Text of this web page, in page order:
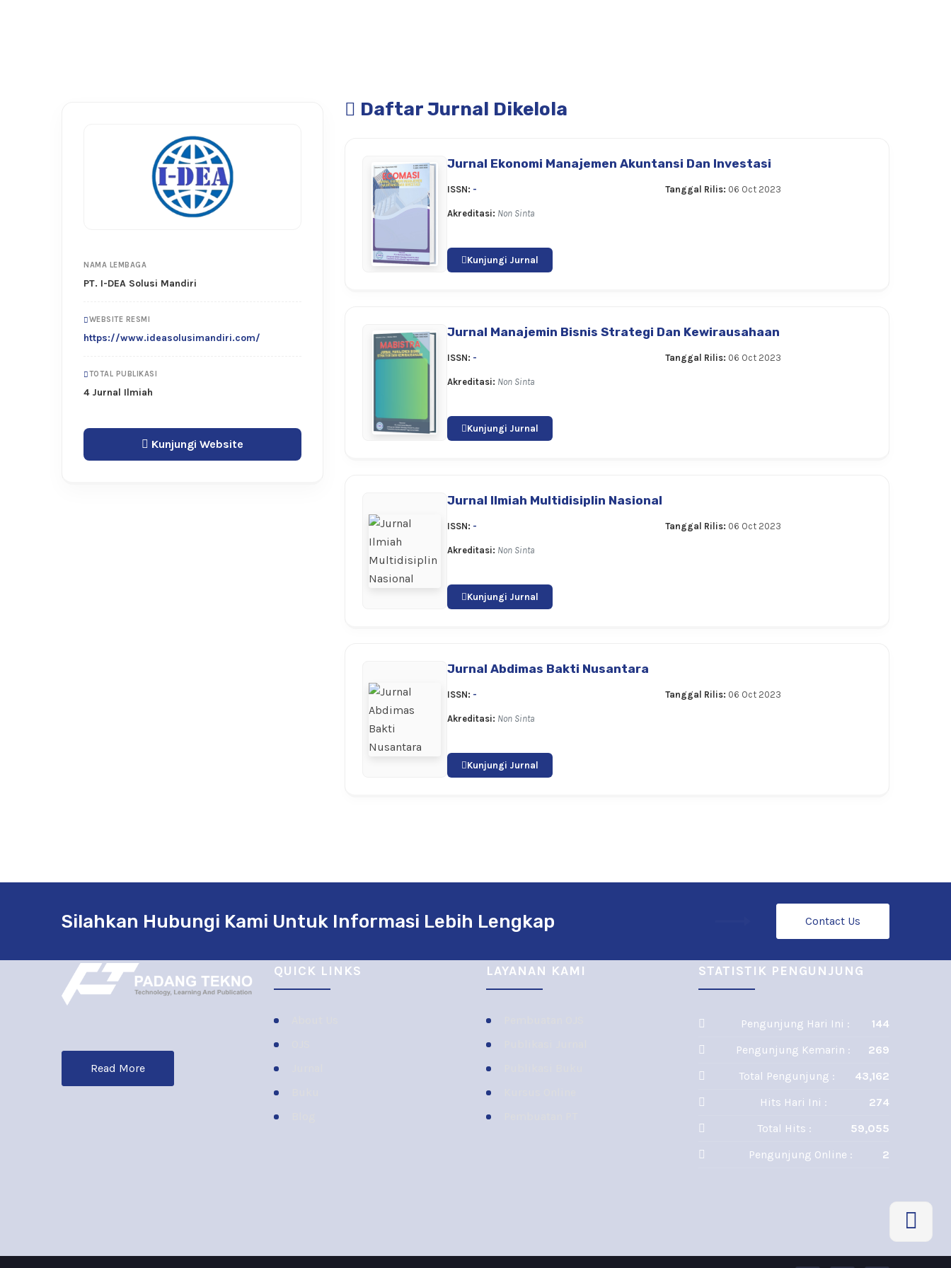
NAMA LEMBAGA
PT. I-DEA Solusi Mandiri
WEBSITE RESMI
https://www.ideasolusimandiri.com/
TOTAL PUBLIKASI
4 Jurnal Ilmiah
Kunjungi Website
Daftar Jurnal Dikelola
Jurnal Ekonomi Manajemen Akuntansi Dan Investasi
ISSN: - Tanggal Rilis: 06 Oct 2023
Akreditasi: Non Sinta
Kunjungi Jurnal
Jurnal Manajemin Bisnis Strategi Dan Kewirausahaan
ISSN: - Tanggal Rilis: 06 Oct 2023
Akreditasi: Non Sinta
Kunjungi Jurnal
Jurnal Ilmiah Multidisiplin Nasional
ISSN: - Tanggal Rilis: 06 Oct 2023
Akreditasi: Non Sinta
Kunjungi Jurnal
Jurnal Abdimas Bakti Nusantara
ISSN: - Tanggal Rilis: 06 Oct 2023
Akreditasi: Non Sinta
Kunjungi Jurnal
Silahkan Hubungi Kami Untuk Informasi Lebih Lengkap Contact Us
Read More
QUICK LINKS LAYANAN KAMI STATISTIK PENGUNJUNG
Pengunjung Hari Ini :
144
Pengunjung Kemarin :
269
Total Pengunjung :
43,162
Hits Hari Ini :
274
Total Hits :
59,055
Pengunjung Online :
2